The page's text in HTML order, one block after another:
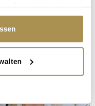
auf das Privacy
Lage
Meter genau sein